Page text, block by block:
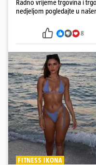
Radno vrijeme trgovina i
nedjeljom pogledajte u
i šoping centri sami biraju
8
FITNESS IKONA